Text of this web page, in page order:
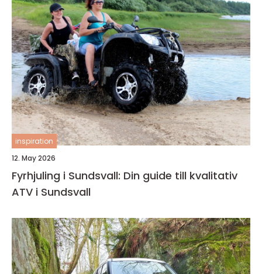
inspiration
12. May 2026
Fyrhjuling i Sundsvall: Din guide till kvalitativ
ATV i Sundsvall